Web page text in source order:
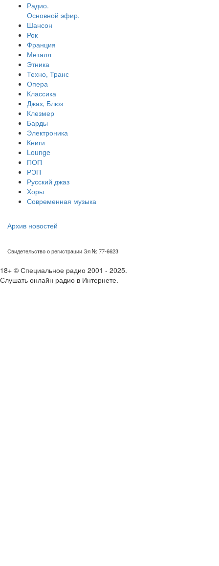
Радио.
Основной эфир.
Шансон
Рок
Франция
Металл
Этника
Техно, Транс
Опера
Классика
Джаз, Блюз
Клезмер
Барды
Электроника
Книги
Lounge
ПОП
РЭП
Русский джаз
Хоры
Современная музыка
Архив новостей
Свидетельство о регистрации Эл № 77-6623
18+ © Специальное радио 2001 - 2025.
Слушать онлайн радио в Интернете.